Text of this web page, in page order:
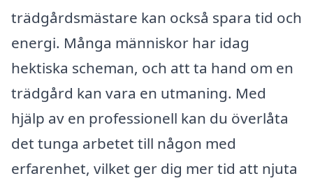
trädgårdsmästare kan också spara tid och
energi. Många människor har idag
hektiska scheman, och att ta hand om en
trädgård kan vara en utmaning. Med
hjälp av en professionell kan du överlåta
det tunga arbetet till någon med
erfarenhet, vilket ger dig mer tid att njuta